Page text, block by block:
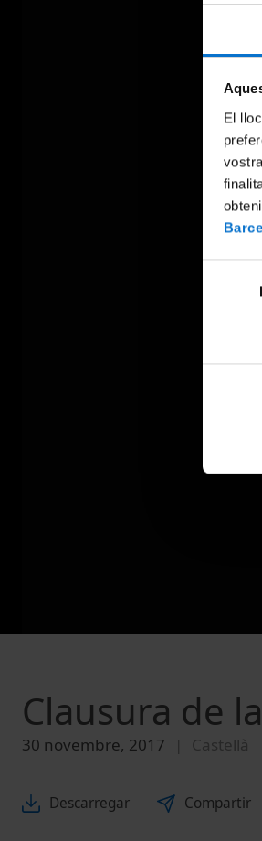
El
Clausura de
30 novembre, 2017 Castellà
Descarregar Compartir